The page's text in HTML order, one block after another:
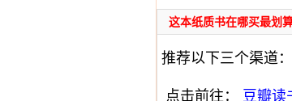
这本纸质书在哪买最划算
推荐以下三个渠道：
点击前往： 豆瓣读